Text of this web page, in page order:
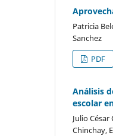
Patricia
Sanchez
PDF
Análisis
escolar
Julio
Chinchay,